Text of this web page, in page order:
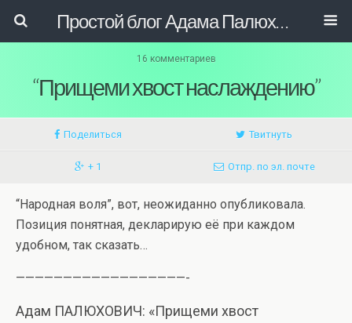
Простой блог Адама Палюховича
16 комментариев
“Прищеми хвост наслаждению”
Поделиться Твитнуть
+ 1 Отпр. по эл. почте
“Народная воля”, вот, неожиданно опубликовала.
Позиция понятная, декларирую её при каждом
удобном, так сказать…
——————————————————-
Адам ПАЛЮХОВИЧ: «Прищеми хвост